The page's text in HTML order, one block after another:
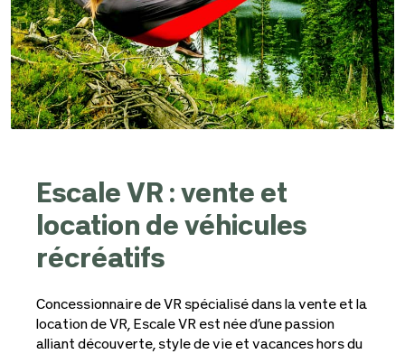
Escale VR : vente et
location de véhicules
récréatifs
Concessionnaire de VR spécialisé dans la vente et la
location de VR, Escale VR est née d’une passion
alliant découverte, style de vie et vacances hors du